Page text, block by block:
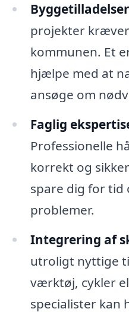
projekter
kommunen. Et
hjælpe med at
ansøge om
Faglig
Professionelle
korrekt og
spare dig for tid
problemer.
Integrering af
utroligt nyttige
værktøj, cykler
specialister kan